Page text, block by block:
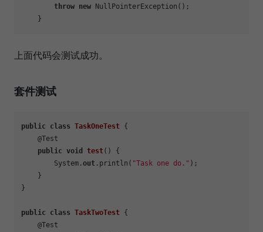
throw new NullPointerException();
上面代码会测试成功。
套件测试
public class TaskOneTest {
    @Test
public void test()
{
        System.
out .println( "Task one do." );
    }
}
public class TaskTwoTest {
    @Test